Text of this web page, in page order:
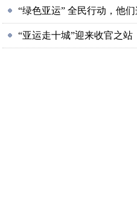
“绿色亚运” 全民行动，他
“亚运走十城”迎来收官之站